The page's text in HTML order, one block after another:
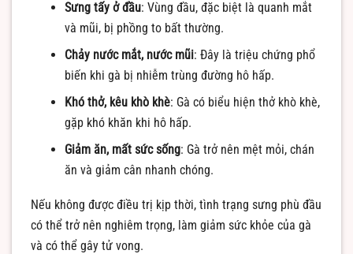
Sưng tấy ở đầu: Vùng đầu, đặc biệt là quanh mắt
và mũi, bị phồng to bất thường.
Chảy nước mắt, nước mũi: Đây là triệu chứng phổ
biến khi gà bị nhiễm trùng đường hô hấp.
Khó thở, kêu khò khè: Gà có biểu hiện thở khò khè,
gặp khó khăn khi hô hấp.
Giảm ăn, mất sức sống: Gà trở nên mệt mỏi, chán
ăn và giảm cân nhanh chóng.
Nếu không được điều trị kịp thời, tình trạng sưng phù đầu
có thể trở nên nghiêm trọng, làm giảm sức khỏe của gà
và có thể gây tử vong.